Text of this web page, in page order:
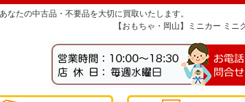
たの中古品・不要品を大切に買取いたします。
【おもちゃ・岡山】ミニカー ミ